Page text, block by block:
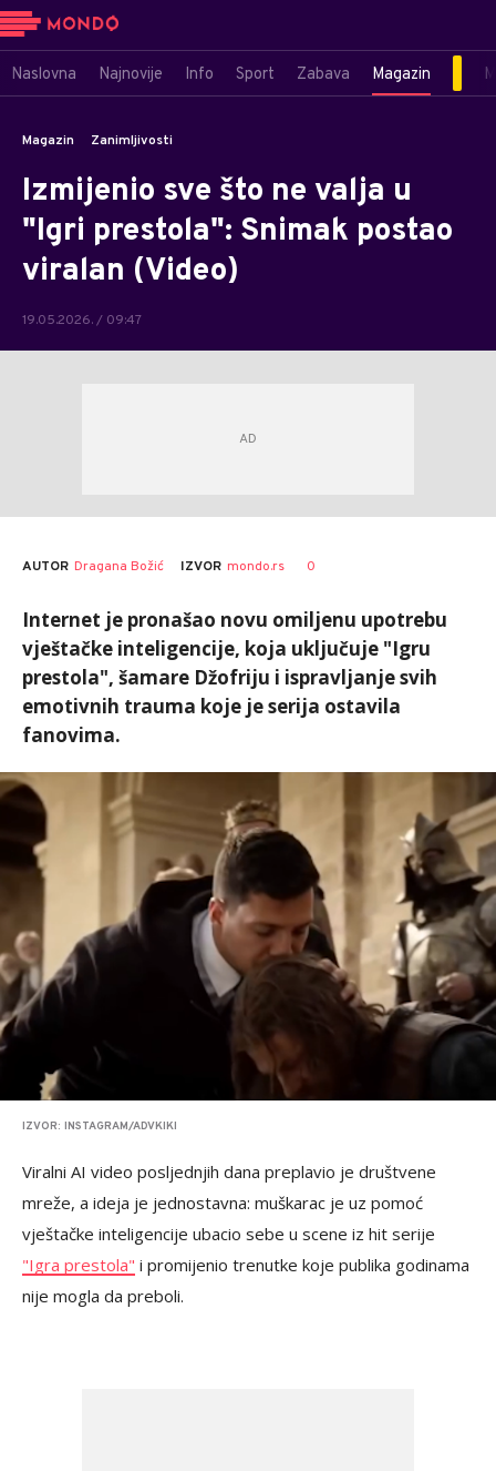
Naslovna Najnovije Info Sport Zabava Magazin
Magazin Zanimljivosti
Izmijenio sve što ne valja u
"Igri prestola": Snimak postao
viralan (Video)
19.05.2026. / 09:47
AUTOR Dragana Božić IZVOR mondo.rs 0
Internet je pronašao novu omiljenu upotrebu
vještačke inteligencije, koja uključuje "Igru
prestola", šamare Džofriju i ispravljanje svih
emotivnih trauma koje je serija ostavila
fanovima.
IZVOR: INSTAGRAM/ADVKIKI
Viralni AI video posljednjih dana preplavio je društvene
mreže, a ideja je jednostavna: muškarac je uz pomoć
vještačke inteligencije ubacio sebe u scene iz hit serije
"Igra prestola" i promijenio trenutke koje publika godinama
nije mogla da preboli.